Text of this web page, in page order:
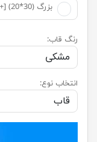
بزرگ (30*20) [+2,184,000 تومان]
رنگ قاب:
انتخاب نوع: